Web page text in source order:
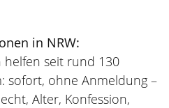
in NRW:
helfen seit rund 130
sofort, ohne Anmeldung –
Alter, Konfession,